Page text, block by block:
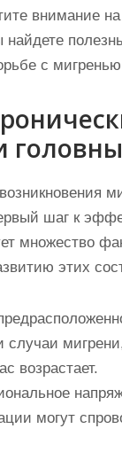
внимание на
найдете
с
шаг к
множество
этих
возрастает.
могут